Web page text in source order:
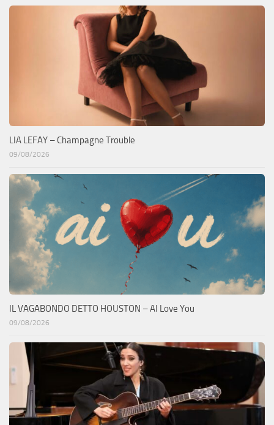
LIA LEFAY – Champagne Trouble
09/08/2026
IL VAGABONDO DETTO HOUSTON – AI Love You
09/08/2026